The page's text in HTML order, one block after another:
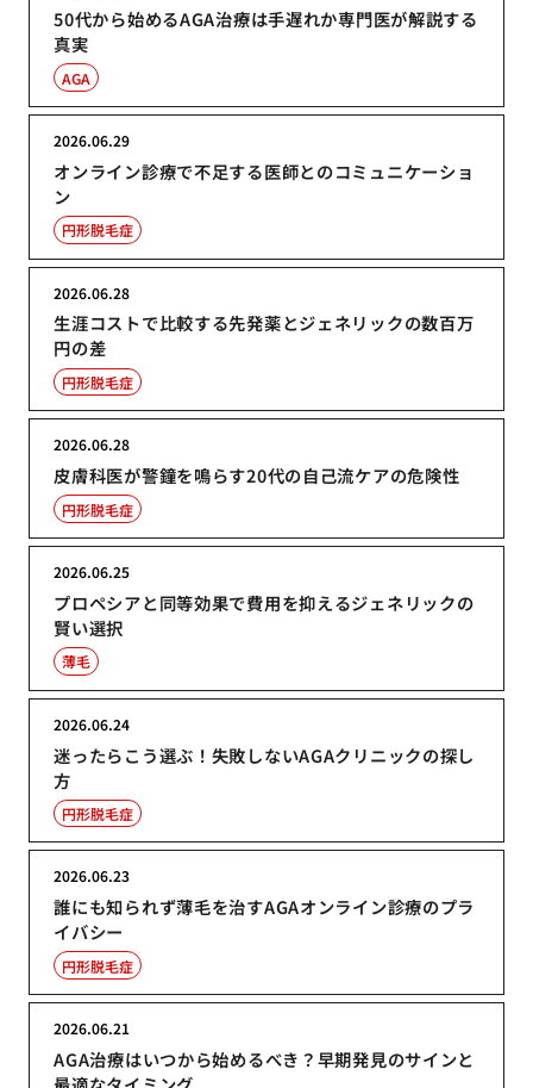
50代から始めるAGA治療は手遅れか専門医が解説する
真実
AGA
オンライン診療で不足する医師とのコミュニケーショ
ン
2026.06.29
円形脱毛症
生涯コストで比較する先発薬とジェネリックの数百万
円の差
2026.06.28
円形脱毛症
皮膚科医が警鐘を鳴らす20代の自己流ケアの危険性
2026.06.28
円形脱毛症
プロペシアと同等効果で費用を抑えるジェネリックの
賢い選択
2026.06.25
薄毛
迷ったらこう選ぶ！失敗しないAGAクリニックの探し
方
2026.06.24
円形脱毛症
誰にも知られず薄毛を治すAGAオンライン診療のプラ
イバシー
2026.06.23
円形脱毛症
AGA治療はいつから始めるべき？早期発見のサインと
2026.06.21